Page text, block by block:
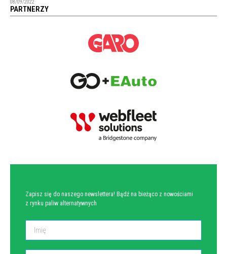
08/09/2022
PARTNERZY
Zapisz się do naszego newslettera! Bądź na bieżąco z nowościami
z rynku paliw alternatywnych